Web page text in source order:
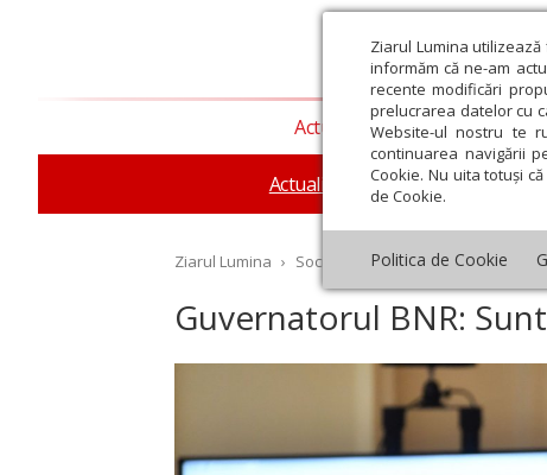
Ziarul Lumina
informăm că ne-am
recente modificări
prelucrarea datelor cu
Website-ul nostru te
continuarea navigării
Cookie. Nu uita totuși
de Cookie.
Politica de Cookie
Actualitate religioasă
Actualitate socială Sănătate
Ziarul Lumina › Societate › Actualitate socială
Guvernatorul BNR:
Decembrie Ianuarie